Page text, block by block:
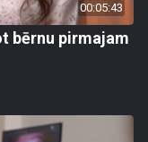
00:05:43
bērnu pirmajam